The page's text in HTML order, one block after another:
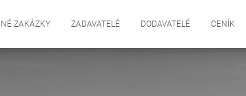
ZAKÁZKY ZADAVATELÉ DODAVATELÉ CENÍK